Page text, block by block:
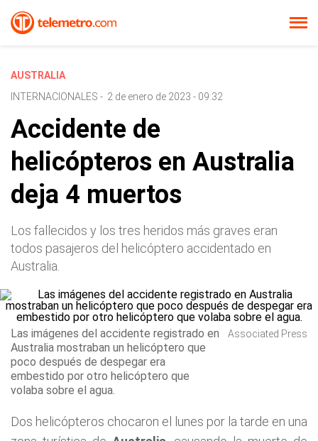
AUSTRALIA
INTERNACIONALES - 2 de enero de 2023 - 09:32
Accidente de
helicópteros en Australia
deja 4 muertos
Los fallecidos y los tres heridos más graves eran
todos pasajeros del helicóptero accidentado en
Australia.
Las imágenes del accidente registrado en
Australia mostraban un helicóptero que
poco después de despegar era
embestido por otro helicóptero que
volaba sobre el agua.
Associated Press
Dos helicópteros chocaron el lunes por la tarde en una